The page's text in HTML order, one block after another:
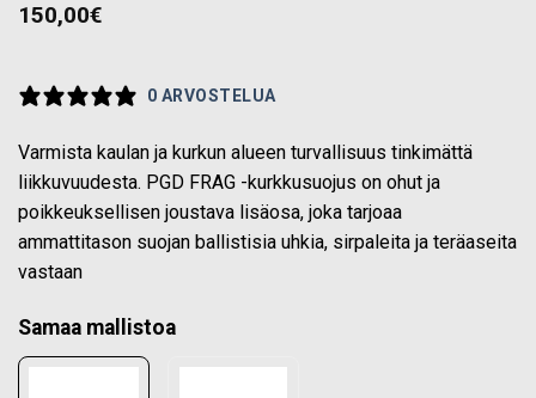
150,00€
0 ARVOSTELUA
Varmista kaulan ja kurkun alueen turvallisuus tinkimättä
liikkuvuudesta. PGD FRAG -kurkkusuojus on ohut ja
poikkeuksellisen joustava lisäosa, joka tarjoaa
ammattitason suojan ballistisia uhkia, sirpaleita ja teräaseita
vastaan
Samaa mallistoa